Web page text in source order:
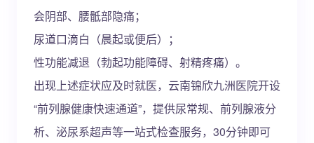
会阴部、腰骶部隐痛；
尿道口滴白（晨起或便后）；
性功能减退（勃起功能障碍、射精疼痛）。
出现上述症状应及时就医，云南锦欣九洲医院开设
“前列腺健康快速通道”，提供尿常规、前列腺液分
析、泌尿系超声等一站式检查服务，30分钟即可